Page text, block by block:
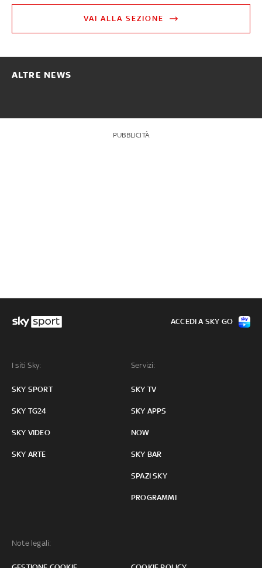
VAI ALLA SEZIONE
ALTRE NEWS
PUBBLICITÀ
I siti Sky:
SKY SPORT
SKY TG24
SKY VIDEO
SKY ARTE
Servizi:
SKY TV
SKY APPS
NOW
SKY BAR
SPAZI SKY
PROGRAMMI
Note legali:
ACCEDI A SKY GO